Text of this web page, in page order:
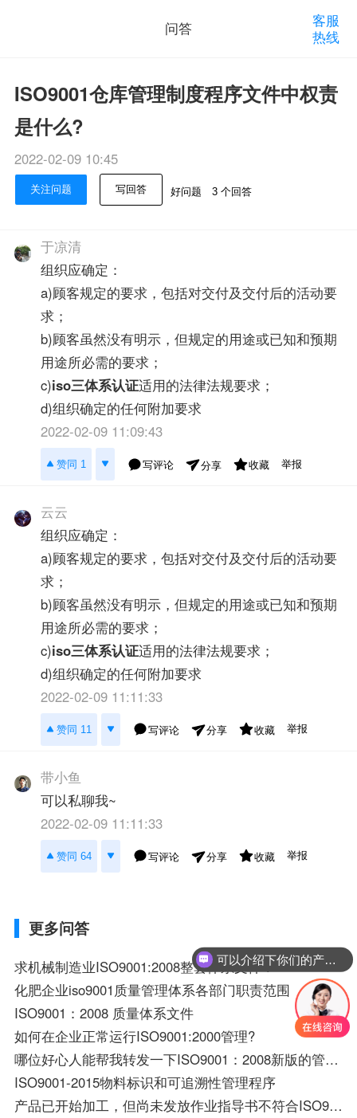
问答
客服
热线
ISO9001仓库管理制度程序文件中权责
是什么?
2022-02-09 10:45
关注问题 写回答 好问题 3 个回答
于凉清
组织应确定：
a)顾客规定的要求，包括对交付及交付后的活动要
求；
b)顾客虽然没有明示，但规定的用途或已知和预期
用途所必需的要求；
c)iso三体系认证适用的法律法规要求；
d)组织确定的任何附加要求
2022-02-09 11:09:43
赞同 1 写评论 分享 收藏 举报
云云
组织应确定：
a)顾客规定的要求，包括对交付及交付后的活动要
求；
b)顾客虽然没有明示，但规定的用途或已知和预期
用途所必需的要求；
c)iso三体系认证适用的法律法规要求；
d)组织确定的任何附加要求
2022-02-09 11:11:33
赞同 11 写评论 分享 收藏 举报
带小鱼
可以私聊我~
2022-02-09 11:11:33
赞同 64 写评论 分享 收藏 举报
更多问答
求机械制造业ISO9001:2008整套体系文件？
化肥企业iso9001质量管理体系各部门职责范围
ISO9001：2008 质量体系文件
如何在企业正常运行ISO9001:2000管理?
哪位好心人能帮我转发一下ISO9001：2008新版的管理体系标准呀，谢谢？着急用。
ISO9001-2015物料标识和可追溯性管理程序
产品已开始加工，但尚未发放作业指导书不符合ISO9001：2008那一条？
可以介绍下你们的产品么？